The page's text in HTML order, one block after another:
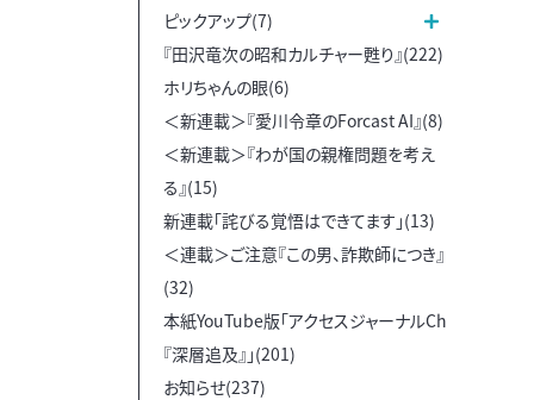
ピックアップ(7)
『田沢竜次の昭和カルチャー甦り』(222)
ホリちゃんの眼(6)
＜新連載＞『愛川令章のForcast AI』(8)
＜新連載＞『わが国の親権問題を考え
る』(15)
新連載「詫びる覚悟はできてます」(13)
＜連載＞ご注意『この男、詐欺師につき』
(32)
本紙YouTube版「アクセスジャーナルCh
『深層追及』」(201)
お知らせ(237)